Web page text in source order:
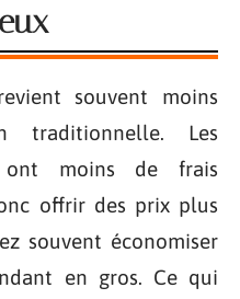
souvent moins
traditionnelle. Les
ont moins de frais
offrir des prix plus
souvent économiser
en gros. Ce qui